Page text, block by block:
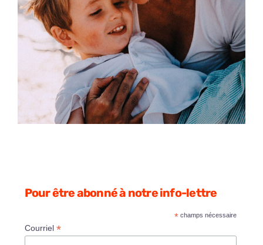
Pour être abonné à notre info-lettre
*champs nécessaire
Courriel *